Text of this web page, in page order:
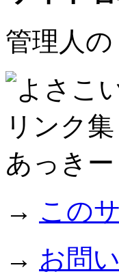
管理人
→ この
→ お問